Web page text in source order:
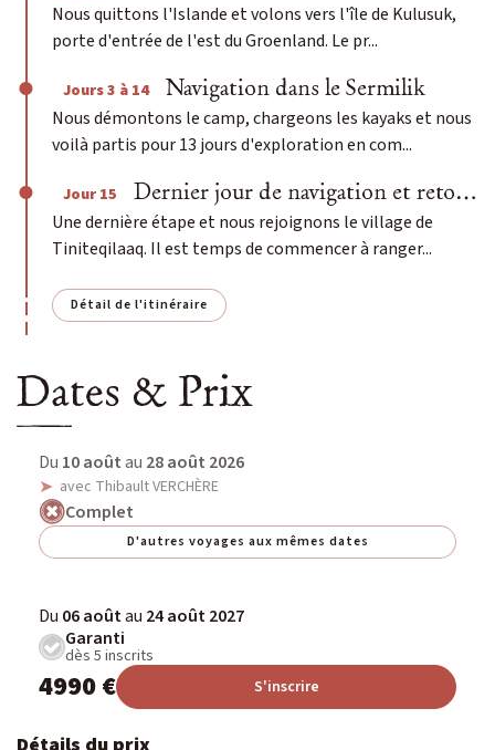
Nous quittons l'Islande et volons vers l'île de Kulusuk,
porte d'entrée de l'est du Groenland. Le pr...
Jours 3 à 14 Navigation dans le Sermilik
Nous démontons le camp, chargeons les kayaks et nous
voilà partis pour 13 jours d'exploration en com...
Jour 15 Dernier jour de navigation et retour au village de Tiniteqilaaq
Une dernière étape et nous rejoignons le village de
Tiniteqilaaq. Il est temps de commencer à ranger...
Détail de l'itinéraire
Dates & Prix
Du 10 aoûtau 28 août 2026
avec Thibault VERCHÈRE
Complet
D'autres voyages aux mêmes dates
Du 06 aoûtau 24 août 2027
Garanti
dès 5 inscrits
4990 € S'inscrire